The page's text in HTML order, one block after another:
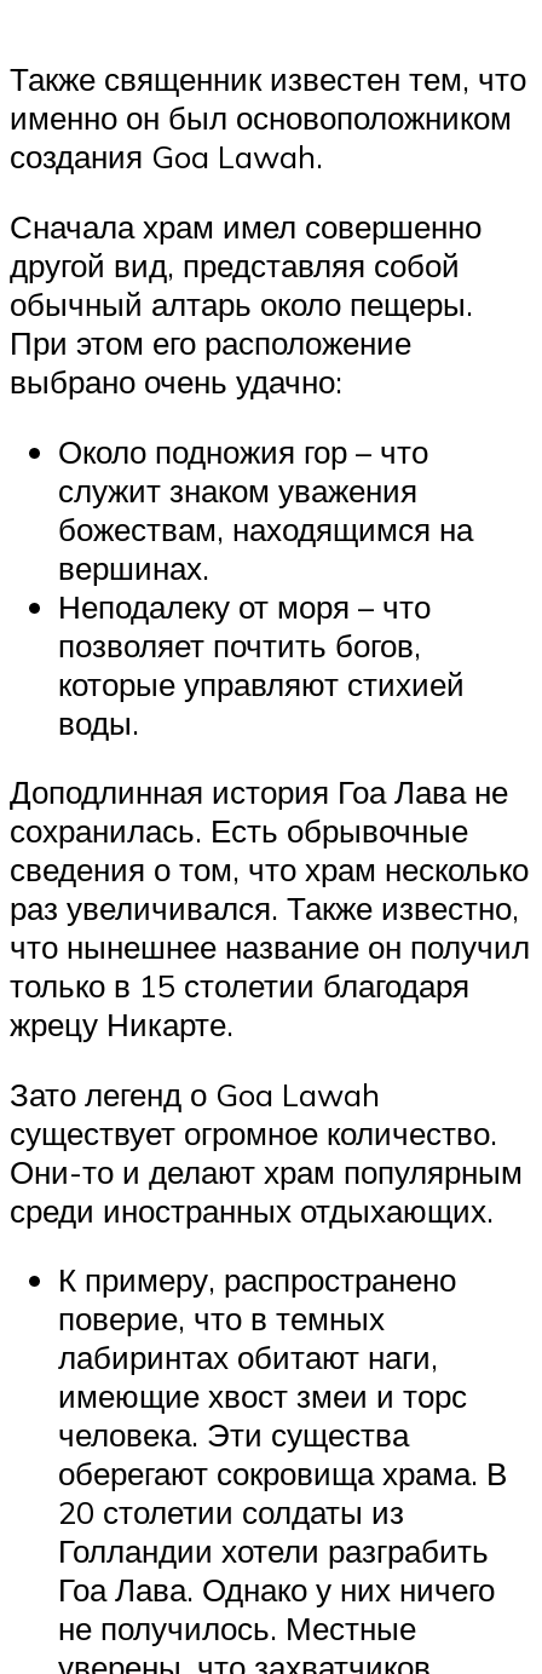
Также священник известен тем, что
именно он был основоположником
создания Goa Lawah.
Сначала храм имел совершенно
другой вид, представляя собой
обычный алтарь около пещеры.
При этом его расположение
выбрано очень удачно:
Около подножия гор – что
служит знаком уважения
божествам, находящимся на
вершинах.
Неподалеку от моря – что
позволяет почтить богов,
которые управляют стихией
воды.
Доподлинная история Гоа Лава не
сохранилась. Есть обрывочные
сведения о том, что храм несколько
раз увеличивался. Также известно,
что нынешнее название он получил
только в 15 столетии благодаря
жрецу Никарте.
Зато легенд о Goa Lawah
существует огромное количество.
Они-то и делают храм популярным
среди иностранных отдыхающих.
К примеру, распространено
поверие, что в темных
лабиринтах обитают наги,
имеющие хвост змеи и торс
человека. Эти существа
оберегают сокровища храма. В
20 столетии солдаты из
Голландии хотели разграбить
Гоа Лава. Однако у них ничего
не получилось. Местные